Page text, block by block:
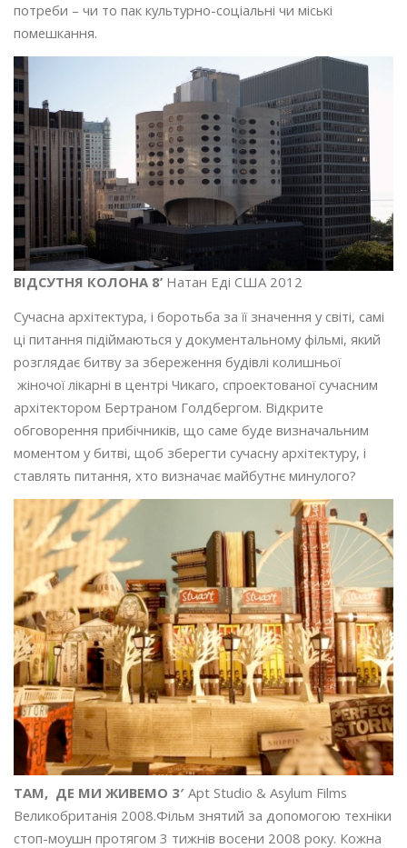
потреби – чи то пак культурно-соціальні чи міські
помешкання.
ВІДСУТНЯ КОЛОНА 8’ Натан Еді США 2012
Сучасна архітектура, і боротьба за її значення у світі, самі
ці питання підіймаються у документальному фільмі, який
розглядає битву за збереження будівлі колишньої
жіночої лікарні в центрі Чикаго, спроектованої сучасним
архітектором Бертраном Голдбергом. Відкрите
обговорення прибічників, що саме буде визначальним
моментом у битві, щоб зберегти сучасну архітектуру, і
ставлять питання, хто визначає майбутнє минулого?
ТАМ, ДЕ МИ ЖИВЕМО 3′ Apt Studio & Asylum Films
Великобританія 2008.Фільм знятий за допомогою техніки
стоп-моушн протягом 3 тижнів восени 2008 року. Кожна